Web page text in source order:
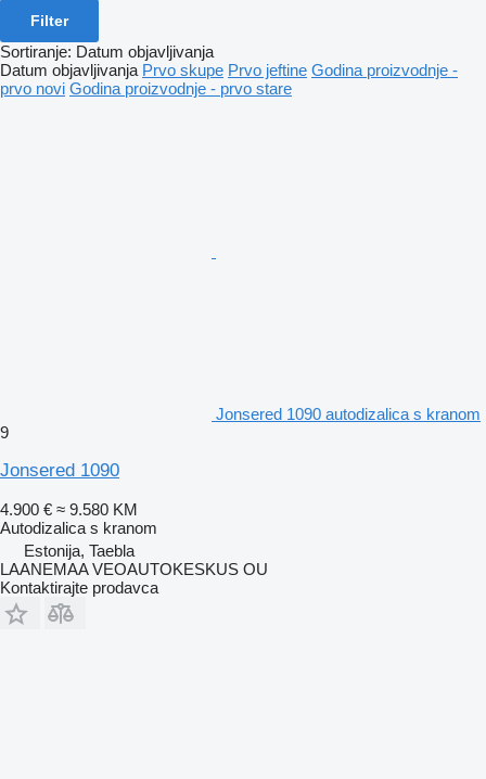
Filter
Sortiranje: Datum objavljivanja
Datum objavljivanja Prvo skupe Prvo jeftine Godina proizvodnje -
prvo novi Godina proizvodnje - prvo stare
Jonsered 1090 autodizalica s kranom
9
Jonsered 1090
4.900 € ≈ 9.580 KM
Autodizalica s kranom
Estonija, Taebla
LAANEMAA VEOAUTOKESKUS OU
Kontaktirajte prodavca